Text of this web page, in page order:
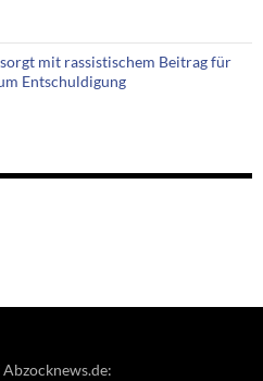
mit rassistischem Beitrag für
Entschuldigung